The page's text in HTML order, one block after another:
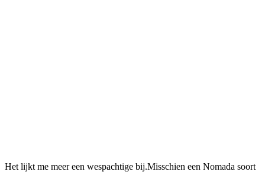
Het lijkt me meer een wespachtige bij.Misschien een Nomada soort